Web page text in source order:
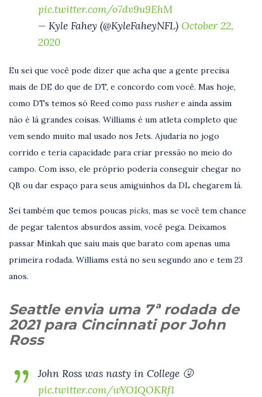
pic.twitter.com/o7dv9u9EhM
— Kyle Fahey (@KyleFaheyNFL) October 22,
2020
Eu sei que você pode dizer que acha que a gente precisa
mais de DE do que de DT, e concordo com você. Mas hoje,
como DTs temos só Reed como pass rushere ainda assim
não é lá grandes coisas. Williams é um atleta completo que
vem sendo muito mal usado nos Jets. Ajudaria no jogo
corrido e teria capacidade para criar pressão no meio do
campo. Com isso, ele próprio poderia conseguir chegar no
QB ou dar espaço para seus amiguinhos da DL chegarem lá.
Sei também que temos poucas picks, mas se você tem chance
de pegar talentos absurdos assim, você pega. Deixamos
passar Minkah que saiu mais que barato com apenas uma
primeira rodada. Williams está no seu segundo ano e tem 23
anos.
Seattle envia uma 7ª rodada de
2021 para Cincinnati por John
Ross
John Ross was nasty in College 🤧
pic.twitter.com/wYO1QOKRf1